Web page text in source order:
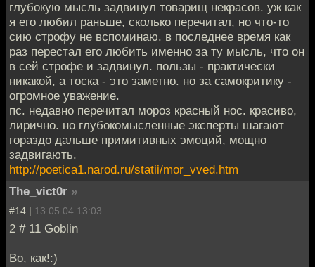
глубокую мысль задвинул товарищ некрасов. уж как
я его любил раньше, сколько перечитал, но что-то
сию строфу не вспоминаю. в последнее время как
раз перестал его любить именно за ту мысль, что он
в сей строфе и задвинул. пользы - практически
никакой, а тоска - это заметно. но за самокритику -
огромное уважение.
пс. недавно перечитал мороз красный нос. красиво,
лирично. но глубокомысленные эксперты шагают
гораздо дальше примитивных эмоций, мощно
задвигають.
http://poetica1.narod.ru/statii/mor_vved.htm
The_vict0r »
#14 | 13.05.04 13:03
2 # 11 Goblin
Во, как!:)